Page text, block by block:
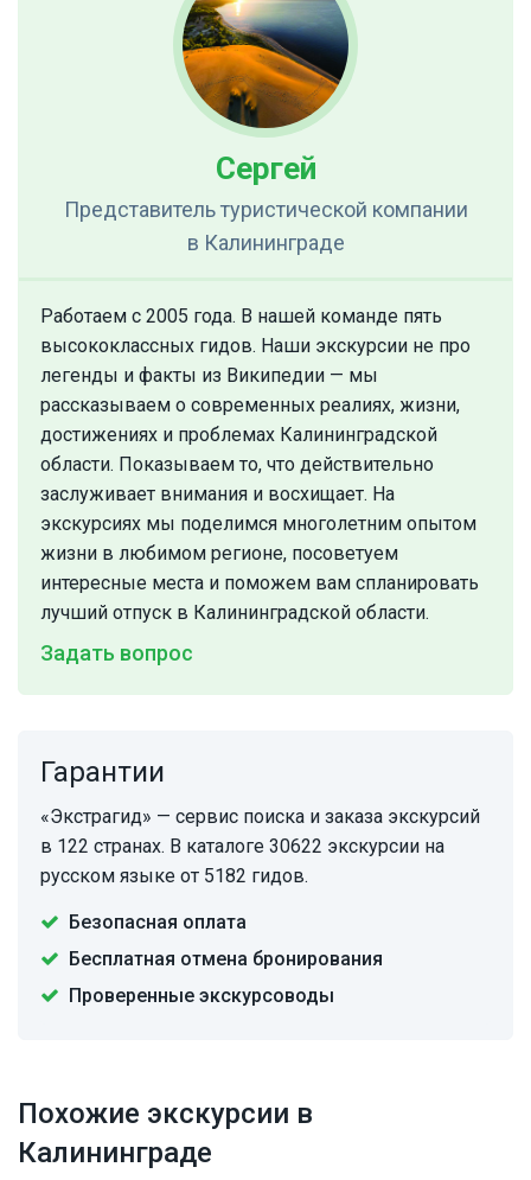
Сергей
Представитель туристической компании
в Калининграде
Работаем с 2005 года. В нашей команде пять
высококлассных гидов. Наши экскурсии не про
легенды и факты из Википедии — мы
рассказываем о современных реалиях, жизни,
достижениях и проблемах Калининградской
области. Показываем то, что действительно
заслуживает внимания и восхищает. На
экскурсиях мы поделимся многолетним опытом
жизни в любимом регионе, посоветуем
интересные места и поможем вам спланировать
лучший отпуск в Калининградской области.
Задать вопрос
Гарантии
«Экстрагид» — сервис поиска и заказа экскурсий
в 122 странах. В каталоге 30622 экскурсии на
русском языке от 5182 гидов.
Безопасная оплата
Бесплатная отмена бронирования
Проверенные экскурсоводы
Похожие экскурсии в
Калининграде